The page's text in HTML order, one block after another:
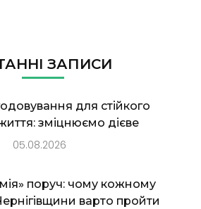
ЗАПИСИ
для стійкого
зміцнюємо дієве
05.08.2026
поруч: чому кожному
варто пройти